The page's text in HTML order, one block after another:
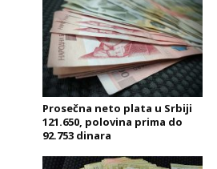
Prosečna neto plata u Srbiji
121.650, polovina prima do
92.753 dinara